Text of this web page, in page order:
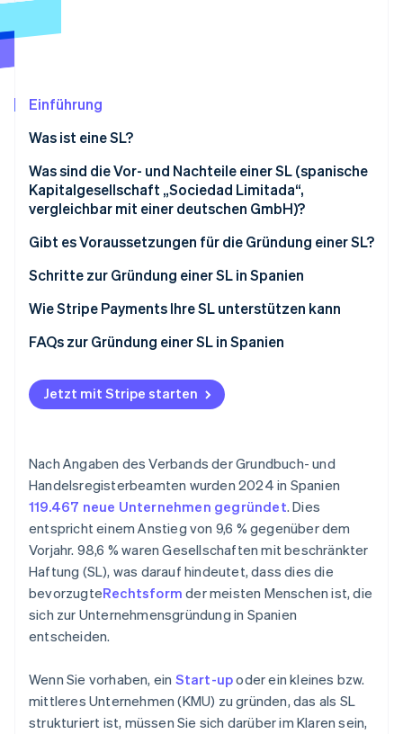
Betrugsprävention
Atlas
Stripe-Sessions 2026
Erfahren Sie, wie Stripe Lösungen für die
Einführung
Was ist eine SL?
Was sind die Vor- und Nachteile einer SL (spanische
Kapitalgesellschaft „Sociedad Limitada“,
vergleichbar mit einer deutschen GmbH)?
Vorteile von SLs
Nachteile von SLs
Gibt es Voraussetzungen für die Gründung einer SL?
Schritte zur Gründung einer SL in Spanien
Wie Stripe Payments Ihre SL unterstützen kann
FAQs zur Gründung einer SL in Spanien
Müssen Sie als Selbstständiger registriert sein, um
eine SL in Spanien zu gründen?
Wie lange dauert es, eine SL zu bilden?
Wie viel kostet es, eine SL zu gründen?
Gibt es Unterstützung für die Gründung einer SL in
Spanien?
Jetzt mit Stripe starten
Nach Angaben des Verbands der Grundbuch- und
Handelsregisterbeamten wurden 2024 in Spanien
119.467 neue Unternehmen gegründet. Dies
entspricht einem Anstieg von 9,6 % gegenüber dem
Vorjahr. 98,6 % waren Gesellschaften mit beschränkter
Haftung (SL), was darauf hindeutet, dass dies die
bevorzugteRechtsform der meisten Menschen ist, die
sich zur Unternehmensgründung in Spanien
entscheiden.
Wenn Sie vorhaben, ein Start-upoder ein kleines bzw.
mittleres Unternehmen (KMU) zu gründen, das als SL
strukturiert ist, müssen Sie sich darüber im Klaren sein,